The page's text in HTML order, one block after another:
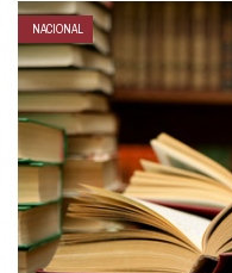
NACIONAL